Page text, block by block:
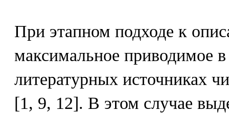
При этапном подходе к
максимальное приводимое
литературных источниках
[1, 9, 12]. В этом случае